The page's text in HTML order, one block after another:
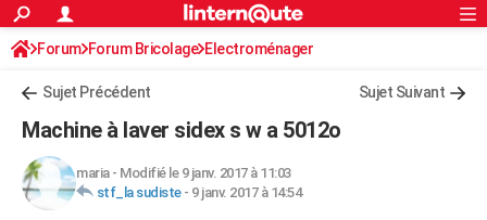
ACTUALITÉS
Politique
Société
Faits Divers
Education
Monde
Villes
+
FINANCE
Retraite
Impôts
Epargne
Immobilier
Risques naturels par ville
Banque
Assurance
Crédit
AUTO
S'inscrire
Connexion
Forum Forum Bricolage Electroménager
Sujet Précédent Sujet Suivant
Machine à laver sidex s w a 5012o
maria- Modifié le 9 janv. 2017 à 11:03
stf_la sudiste- 9 janv. 2017 à 14:54